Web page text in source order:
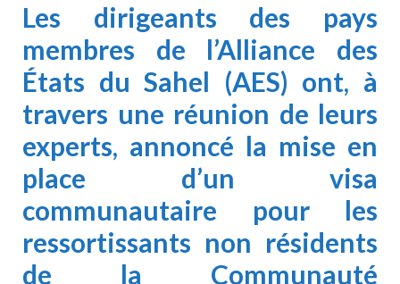
Les dirigeants des pays
membres de l’Alliance des
États du Sahel (AES) ont, à
travers une réunion de leurs
experts, annoncé la mise en
place d’un visa
communautaire pour les
ressortissants non résidents
de la Communauté